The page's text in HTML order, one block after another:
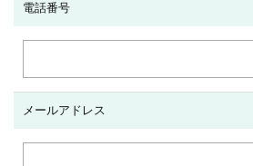
電話番号
メールアドレス